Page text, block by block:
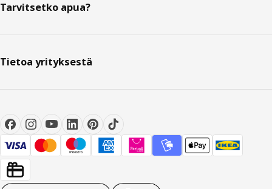
Tarvitsetko apua?
Tietoa yrityksestä